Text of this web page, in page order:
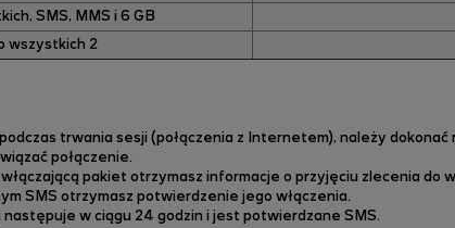
SMS, MMS i 6 GB
wszystkich 2
trwania sesji (połączenia z Internetem), należy
połączenie.
pakiet otrzymasz informacje o przyjęciu zlecenia do
SMS otrzymasz potwierdzenie jego włączenia.
w ciągu 24 godzin i jest potwierdzane SMS.